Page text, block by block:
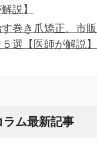
説】
巻き爪矯正、市販
選【医師が解説】
ラム最新記事